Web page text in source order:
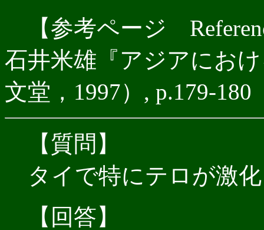
【参考ページ
石井米雄『アジアにお
文堂，1997）, p.179-180
【質問】
タイで特にテロが激
【回答】